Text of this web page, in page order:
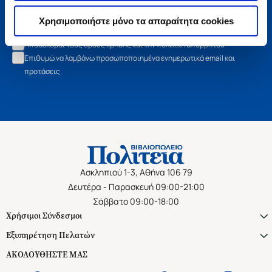
Χρησιμοποιήστε μόνο τα απαραίτητα cookies
Αποδέχομαι τους όρους χρήσης και την πολιτική απορρήτου
Επιθυμώ να λαμβάνω προσωποποιημένα ενημερωτικά email και
προτάσεις
Ασκληπιού 1-3, Αθήνα 106 79
Δευτέρα - Παρασκευή 09:00-21:00
Σάββατο 09:00-18:00
Χρήσιμοι Σύνδεσμοι
Εξυπηρέτηση Πελατών
ΑΚΟΛΟΥΘΗΣΤΕ ΜΑΣ